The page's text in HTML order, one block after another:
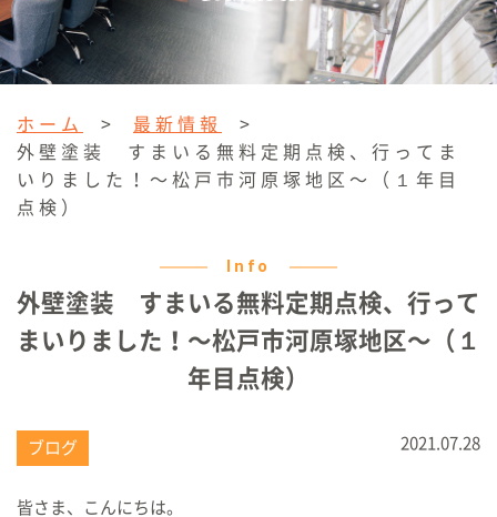
ホーム > 最新情報
>
外壁塗装 すまいる無料定期点検、行ってま
いりました！〜松戸市河原塚地区〜（１年目
点検）
Info
外壁塗装 すまいる無料定期点検、行って
まいりました！〜松戸市河原塚地区〜（１
年目点検）
ブログ 2021.07.28
皆さま、こんにちは。